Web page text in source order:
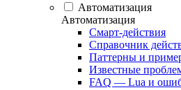
Автоматизация
Автоматизация
Смарт-действия
Справочник
Паттерны и
Известные
FAQ — Lua и